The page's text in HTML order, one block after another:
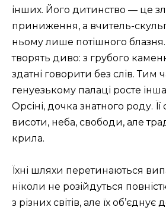
інших. Його дитинство — це
приниження, а вчитель-
ньому лише потішного
творять диво: з грубого
здатні говорити без слів. Тим
генуезькому палаці росте
Орсіні, дочка знатного роду.
висоти, неба, свободи, але
крила.
Їхні шляхи перетинаються
ніколи не розійдуться
з різних світів, але їх